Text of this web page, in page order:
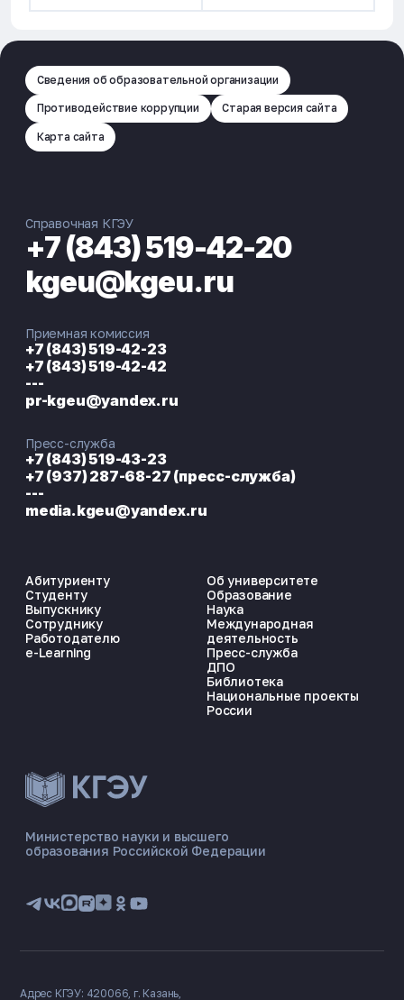
ЭНЕРГОКОД — ПОМОЩНИК КГЭУ
📋 Приёмная комиссия
🏠 Общежитие
Сведения об образовательной организации
Противодействие коррупции Старая версия сайта
Карта сайта
Министерство науки и высшего
образования Российской Федерации
Абитуриенту
Студенту
Выпускнику
Сотруднику
Работодателю
e-Learning
Об университете
Образование
Наука
Международная
деятельность
Пресс-служба
ДПО
Библиотека
Национальные проекты
России
Справочная КГЭУ
+7 (843) 519-42-20
kgeu@kgeu.ru
Приемная комиссия
+7 (843) 519-42-23
+7 (843) 519-42-42
---
pr-kgeu@yandex.ru
Пресс-служба
+7 (843) 519-43-23
+7 (937) 287-68-27 (пресс-служба)
---
media.kgeu@yandex.ru
Адрес КГЭУ: 420066, г. Казань,